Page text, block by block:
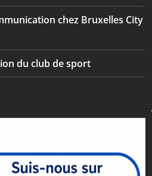
chez Bruxelles City
du club de sport